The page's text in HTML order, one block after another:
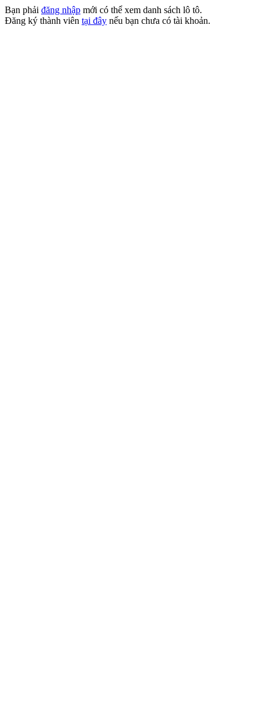
Bạn phải đăng nhập mới có thể xem danh sách lô tô.
Đăng ký thành viên tại đây nếu bạn chưa có tài khoản.